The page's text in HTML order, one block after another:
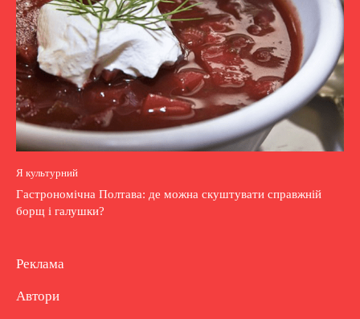
Я культурний
Гастрономічна Полтава: де можна скуштувати справжній
борщ і галушки?
Реклама
Автори